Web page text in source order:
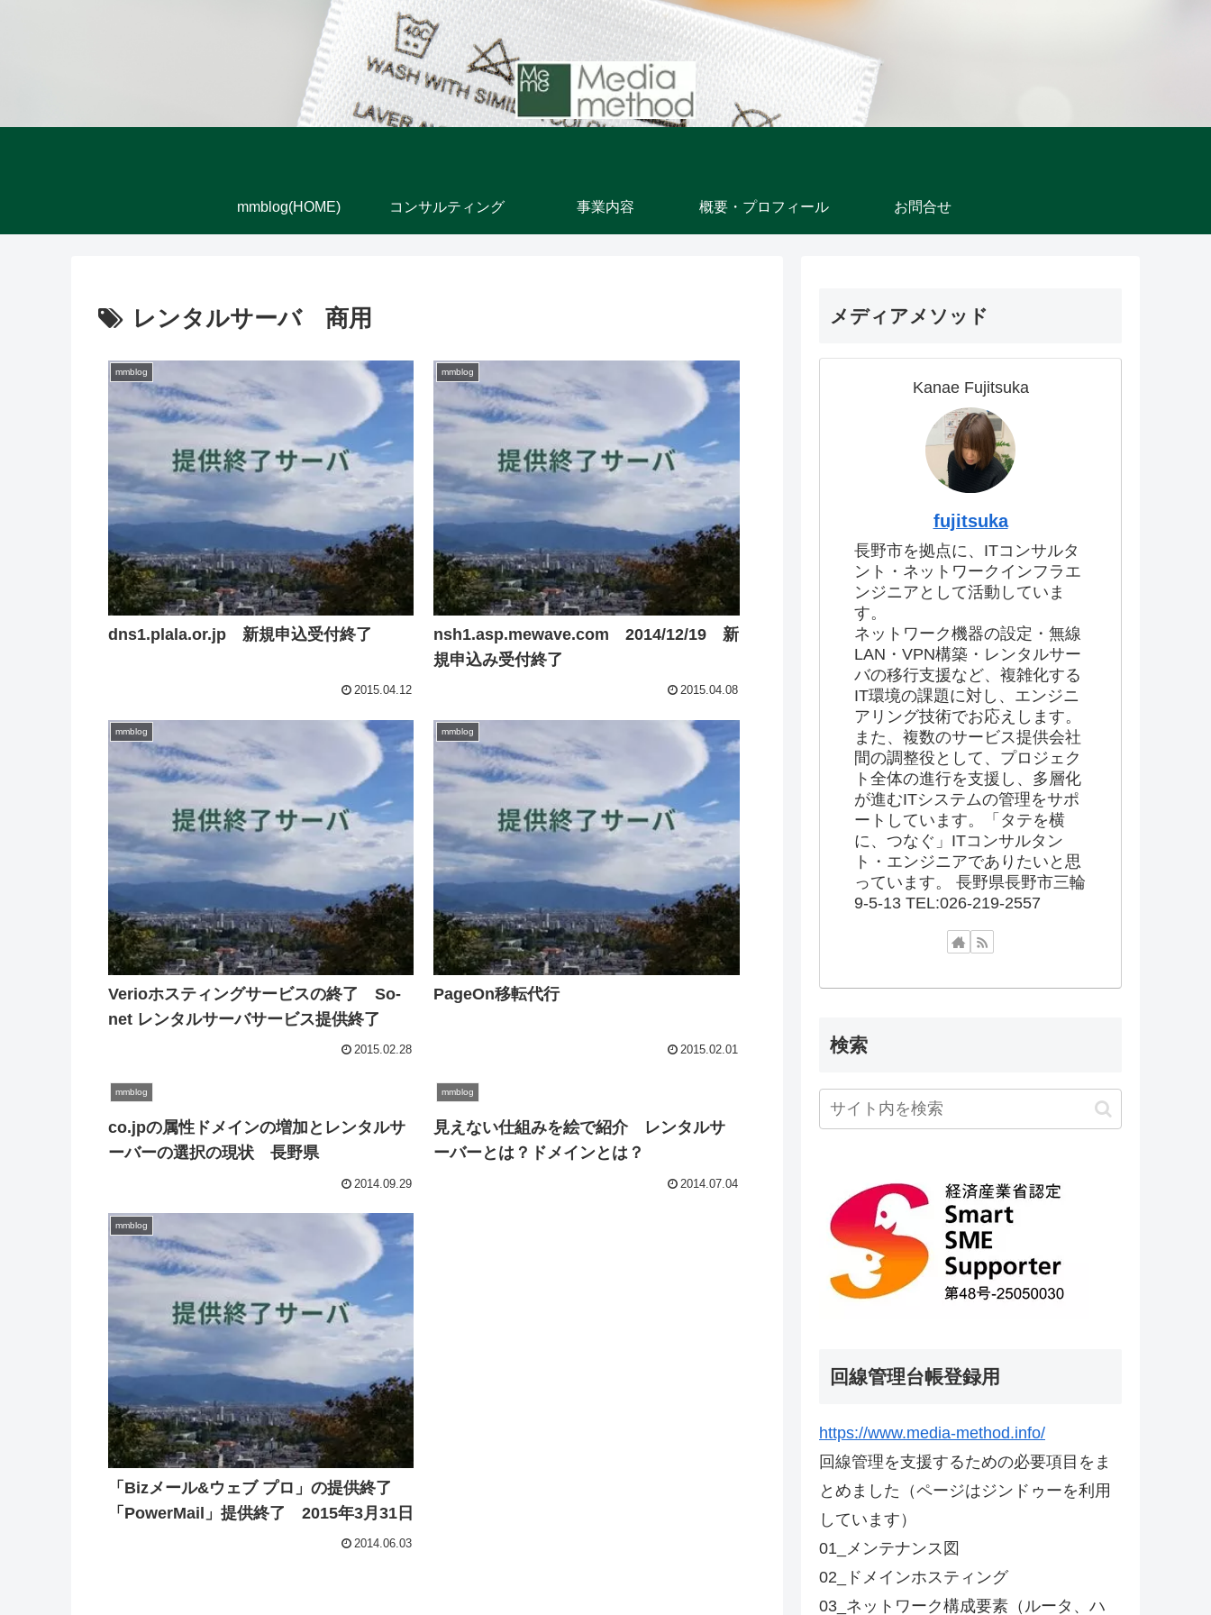
mmblog(HOME) コンサルティング 事業内容 概要・プロフィール お問合せ
レンタルサーバ 商用
mmblog
dns1.plala.or.jp 新規申込受付終了
2015.04.12
mmblog
nsh1.asp.mewave.com 2014/12/19 新
規申込み受付終了
2015.04.08
mmblog
Verioホスティングサービスの終了 So-
net レンタルサーバサービス提供終了
2015.02.28
mmblog
PageOn移転代行
2015.02.01
mmblog
co.jpの属性ドメインの増加とレンタルサ
ーバーの選択の現状 長野県
2014.09.29
mmblog
見えない仕組みを絵で紹介 レンタルサ
ーバーとは？ドメインとは？
2014.07.04
mmblog
「Bizメール&ウェブ プロ」の提供終了
「PowerMail」提供終了 2015年3月31日
2014.06.03
メディアメソッド
Kanae Fujitsuka
fujitsuka
長野市を拠点に、ITコンサルタ
ント・ネットワークインフラエ
ンジニアとして活動していま
す。
ネットワーク機器の設定・無線
LAN・VPN構築・レンタルサー
バの移行支援など、複雑化する
IT環境の課題に対し、エンジニ
アリング技術でお応えします。
また、複数のサービス提供会社
間の調整役として、プロジェク
ト全体の進行を支援し、多層化
が進むITシステムの管理をサポ
ートしています。「タテを横
に、つなぐ」ITコンサルタン
ト・エンジニアでありたいと思
っています。 長野県長野市三輪
9-5-13 TEL:026-219-2557
検索
回線管理台帳登録用
https://www.media-method.info/
回線管理を支援するための必要項目をま
とめました（ページはジンドゥーを利用
しています）
01_メンテナンス図
02_ドメインホスティング
03_ネットワーク構成要素（ルータ、ハ